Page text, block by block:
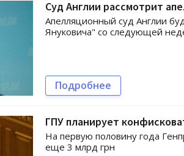
Суд Англии рассмотрит
Апелляционный суд Англии
Януковича" со следующей
Подробнее
ГПУ планирует
На первую половину года
еще 3 млрд грн